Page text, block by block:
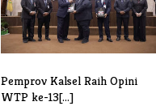
Pemprov Kalsel Raih Opini
WTP ke-13[...]